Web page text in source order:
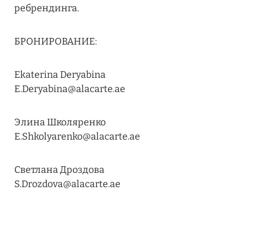
04 апреля 2025
НАПИТКОВ ДЛЯ HB И FB
Подробнее
13 февраля 2025
СКИДКИ ДО 30 % ОТ СУММЫ КОНТРАКТА НА
РАЗМЕЩЕНИЕ ВЕСНОЙ
ребрендинга.
БРОНИРОВАНИЕ:
Ekaterina Deryabina
E.Deryabina@alacarte.ae
Элина Школяренко
E.Shkolyarenko@alacarte.ae
Светлана Дроздова
S.Drozdova@alacarte.ae